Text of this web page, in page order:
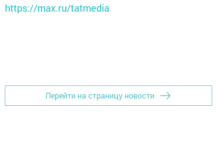
https://max.ru/tatmedia
Перейти на страницу новости